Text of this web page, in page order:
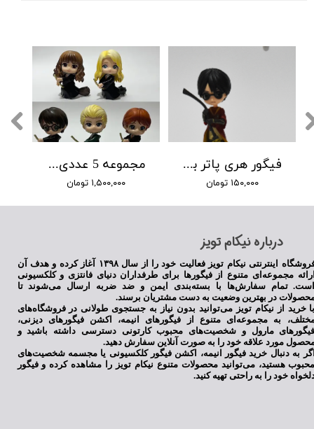
مجموعه 5 عددی هریپاتر با چوب جادو
۱,۵۰۰,۰۰۰ تومان
فیگور هری پاتر با جارو
۱۵۰,۰۰۰ تومان
​درباره نیکام تویز
فروشگاه اینترنتی نیکام تویز فعالیت خود را از سال ۱۳۹۸ آغاز کرده و هدف آن
مجموعه‌ای متنوع از فیگورها برای طرفداران دنیای فانتزی و کلکسیونی
تمام سفارش‌ها با بسته‌بندی ایمن و ضد ضربه ارسال می‌شوند تا
در بهترین وضعیت به دست مشتریان برسند.
خرید از نیکام تویز می‌توانید بدون نیاز به جستجوی طولانی در فروشگاه‌های
به مجموعه‌ای متنوع از فیگورهای انیمه، اکشن فیگورهای دیزنی،
مارول و شخصیت‌های محبوب کارتونی دسترسی داشته باشید و
مورد علاقه خود را به صورت آنلاین سفارش دهید.
به دنبال خرید فیگور انیمه، اکشن فیگور کلکسیونی یا مجسمه شخصیت‌های
هستید، می‌توانید محصولات متنوع نیکام تویز را مشاهده کرده و فیگور
خود را به راحتی تهیه کنید.